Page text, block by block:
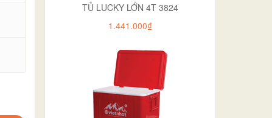
TỦ LUCKY LỚN 4T 3824
1.441.000₫